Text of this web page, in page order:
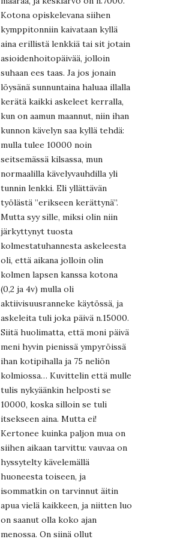
Kotona opiskelevana siihen
kymppitonniin kaivataan kyllä
aina erillistä lenkkiä tai sit jotain
asioidenhoitopäivää, jolloin
suhaan ees taas. Ja jos jonain
löysänä sunnuntaina haluaa illalla
kerätä kaikki askeleet kerralla,
kun on aamun maannut, niin ihan
kunnon kävelyn saa kyllä tehdä:
mulla tulee 10000 noin
seitsemässä kilsassa, mun
normaalilla kävelyvauhdilla yli
tunnin lenkki. Eli yllättävän
työlästä ”erikseen kerättynä”.
Mutta syy sille, miksi olin niin
järkyttynyt tuosta
kolmestatuhannesta askeleesta
oli, että aikana jolloin olin
kolmen lapsen kanssa kotona
(0,2 ja 4v) mulla oli
aktiivisuusranneke käytössä, ja
askeleita tuli joka päivä n.15000.
Siitä huolimatta, että moni päivä
meni hyvin pienissä ympyröissä
ihan kotipihalla ja 75 neliön
kolmiossa… Kuvittelin että mulle
tulis nykyäänkin helposti se
10000, koska silloin se tuli
itsekseen aina. Mutta ei!
Kertonee kuinka paljon mua on
siihen aikaan tarvittu: vauvaa on
hyssytelty kävelemällä
huoneesta toiseen, ja
isommatkin on tarvinnut äitin
apua vielä kaikkeen, ja niitten luo
on saanut olla koko ajan
menossa. On siinä ollut